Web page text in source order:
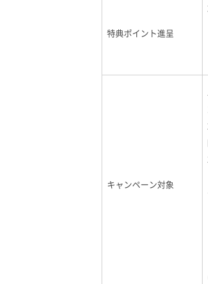
特典ポイント進呈
キャンペーン対象